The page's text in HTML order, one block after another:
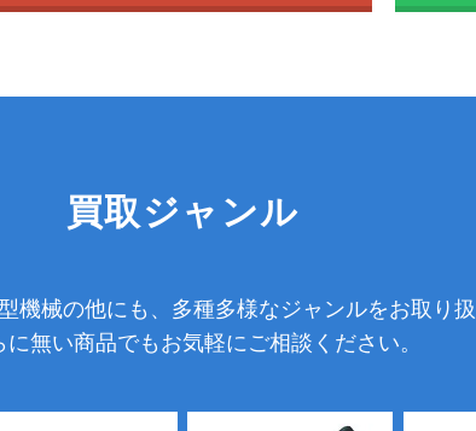
買取ジャンル
機械の他にも、多種多様なジャンルをお取り扱
に無い商品でもお気軽にご相談ください。